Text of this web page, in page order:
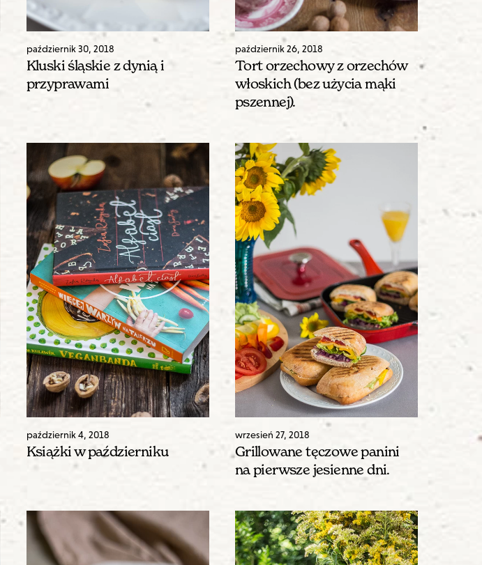
październik 30, 2018
Kluski śląskie z dynią i
przyprawami
październik 26, 2018
Tort orzechowy z orzechów
włoskich (bez użycia mąki
pszennej).
październik 4, 2018
Książki w październiku
wrzesień 27, 2018
Grillowane tęczowe panini
na pierwsze jesienne dni.